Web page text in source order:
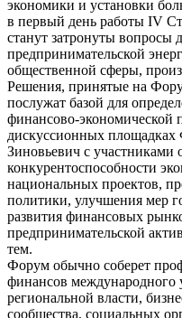
экономики и установки
в первый день работы IV
станут затронуты вопросы
предпринимательской
общественной сферы,
Решения, принятые на
послужат базой для
финансово-экономической
дискуссионных
Зиновьевич с
конкурентоспособности
национальных проектов,
политики, улучшения мер
развития финансовых
предпринимательской
тем.
Форум обычно соберет
финансов международного
региональной власти,
сообщества, социальных